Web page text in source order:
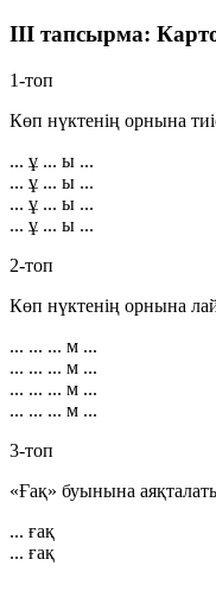
III тапсырма:
1-топ
Көп нүктенің орнына
... ұ ... ы ...
... ұ ... ы ...
... ұ ... ы ...
... ұ ... ы ...
2-топ
Көп нүктенің орнына
... ... ... м ...
... ... ... м ...
... ... ... м ...
... ... ... м ...
3-топ
«Ғақ» буынына
... ғақ
... ғақ